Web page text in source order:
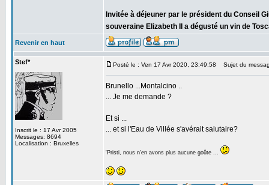
Invitée à déjeuner par le président du Conseil
souveraine Elizabeth II a dégusté un vin de
Revenir en haut
Stef*
Inscrit le : 17 Avr 2005
Messages: 8694
Localisation : Bruxelles
Posté le : Ven 17 Avr 2020, 23:49:58 Sujet du
Brunello ...Montalcino ..
... Je me demande ?
Et si ...
... et si l'Eau de Villée s'avérait salutaire?
'Pristi, nous n'en avons plus aucune goûte ...